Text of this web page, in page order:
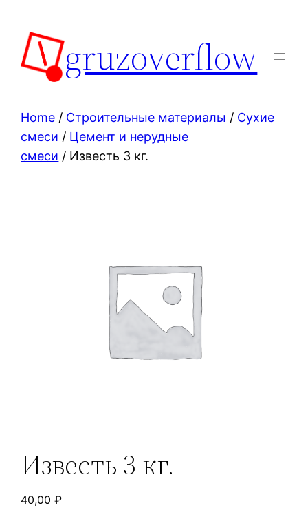
content
gruzoverflow
Home / Строительные материалы / Сухие
смеси / Цемент и нерудные
смеси / Известь 3 кг.
Известь 3 кг.
40,00₽